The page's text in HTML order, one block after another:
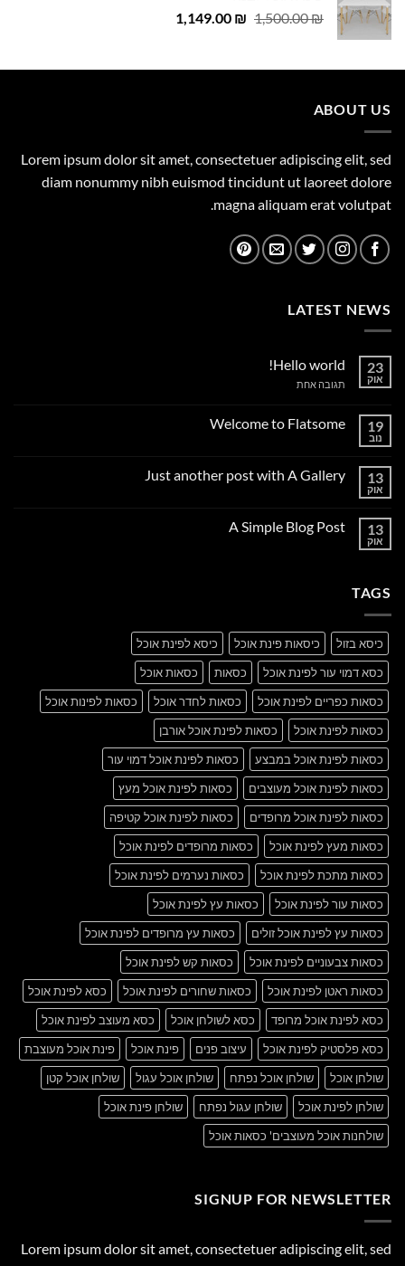
29.00 ₪.
29.00 ₪.
1,500.00₪
המחיר
1,500.00 ₪.
1,149.00 ₪
המחיר
1,149.00 ₪.
ABOUT US
Lorem ipsum dolor sit amet, consectetuer adipiscing elit, sed
diam nonummy nibh euismod tincidunt ut laoreet dolore
magna aliquam erat volutpat.
LATEST NEWS
23
אוק
Hello world!
תגובה אחתעל
19
נוב
Welcome to Flatsome
Welcome
13
אוק
Just another post with A Gallery
Just
13
אוק
A Simple Blog Post
TAGS
כיסא בזול כיסאות פינת אוכל
כיסא לפינת אוכל
כסא דמוי עור לפינת אוכל
כסאות
כסאות אוכל
כסאות כפריים לפינת אוכל
כסאות לחדר אוכל
כסאות לפינות אוכל
כסאות לפינת אוכל
כסאות לפינת אוכל אורבן
כסאות לפינת אוכל במבצע
כסאות לפינת אוכל דמוי עור
כסאות לפינת אוכל מעוצבים
כסאות לפינת אוכל מעץ
כסאות לפינת אוכל מרופדים
כסאות לפינת אוכל קטיפה
כסאות מעץ לפינת אוכל
כסאות מרופדים לפינת אוכל
כסאות מתכת לפינת אוכל
כסאות נערמים לפינת אוכל
כסאות עור לפינת אוכל
כסאות עץ לפינת אוכל
כסאות עץ לפינת אוכל זולים
כסאות עץ מרופדים לפינת אוכל
כסאות צבעוניים לפינת אוכל
כסאות קש לפינת אוכל
כסאות ראטן לפינת אוכל
כסאות שחורים לפינת אוכל
כסא לפינת אוכל
כסא לפינת אוכל מרופד
כסא לשולחן אוכל
כסא מעוצב לפינת אוכל
כסא פלסטיק לפינת אוכל
עיצוב פנים פינת אוכל
פינת אוכל מעוצבת
שולחן אוכל
שולחן אוכל נפתח שולחן אוכל עגול
שולחן אוכל קטן
שולחן לפינת אוכל
שולחן עגול נפתח
שולחן פינת אוכל
שולחנות אוכל מעוצבים' כסאות אוכל
SIGNUP FOR NEWSLETTER
Lorem ipsum dolor sit amet, consectetuer adipiscing elit, sed